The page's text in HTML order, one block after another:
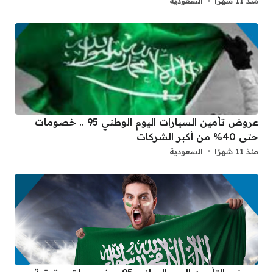
عروض تأمين السيارات اليوم الوطني 95 .. خصومات
حتى 40% من أكبر الشركات
منذ 11 شهرًا السعودية